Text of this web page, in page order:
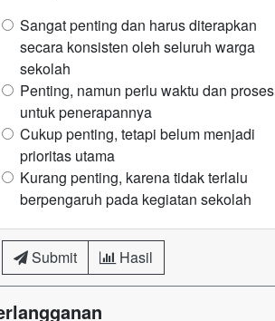
Sangat penting dan harus diterapkan
secara konsisten oleh seluruh warga
sekolah
Penting, namun perlu waktu dan proses
untuk penerapannya
Cukup penting, tetapi belum menjadi
prioritas utama
Kurang penting, karena tidak terlalu
berpengaruh pada kegiatan sekolah
Submit Hasil